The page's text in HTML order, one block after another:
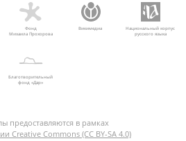
Фонд
Михаила Прохорова
Викимедиа
Национальный корпус
русского языка
Благотворительный
фонд «Дар»
предоставляются в рамках
Creative Commons (CC BY-SA 4.0)